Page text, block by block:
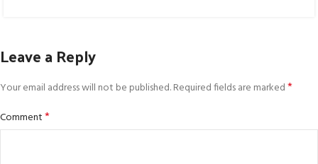
Leave a Reply
Your email address will not be published.Required fields are marked*
Comment*